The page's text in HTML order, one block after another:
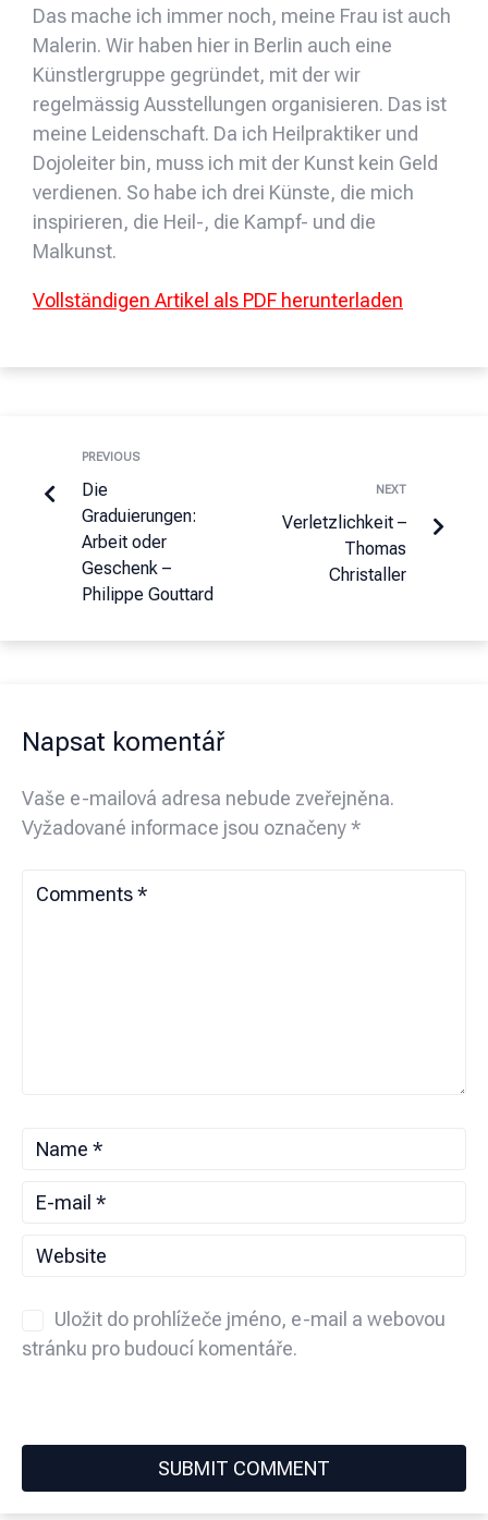
Das mache ich immer noch, meine Frau ist auch
Malerin. Wir haben hier in Berlin auch eine
Künstlergruppe gegründet, mit der wir
regelmässig Ausstellungen organisieren. Das ist
meine Leidenschaft. Da ich Heilpraktiker und
Dojoleiter bin, muss ich mit der Kunst kein Geld
verdienen. So habe ich drei Künste, die mich
inspirieren, die Heil-, die Kampf- und die
Malkunst.
Vollständigen Artikel als PDF herunterladen
PREVIOUS
Die
Graduierungen:
Arbeit oder
Geschenk –
Philippe Gouttard
NEXT
Verletzlichkeit –
Thomas
Christaller
Napsat komentář
Vaše e-mailová adresa nebude zveřejněna.
Vyžadované informace jsou označeny*
Uložit do prohlížeče jméno, e-mail a webovou
stránku pro budoucí komentáře.